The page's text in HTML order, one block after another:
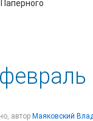
автор Маяковский